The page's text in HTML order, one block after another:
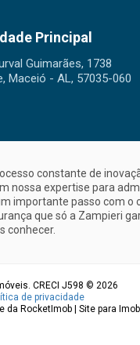
Principal
Guimarães, 1738
Maceió - AL, 57035-060
constante de
nossa expertise para
importante passo com
que só a Zampieri
conhecer.
CRECI J598 © 2026
de privacidade
da RocketImob | Site para